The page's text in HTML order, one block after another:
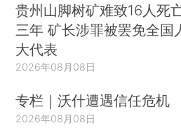
贵州山脚树矿难致16人死
三年 矿长涉罪被罢免全国
大代表
2026年08月08日
专栏｜沃什遭遇信任危机
2026年08月08日